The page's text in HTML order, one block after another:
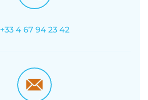
+33 4 67 94 23 42